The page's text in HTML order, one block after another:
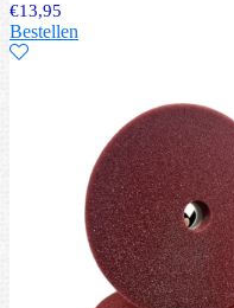
€13,95
Bestellen